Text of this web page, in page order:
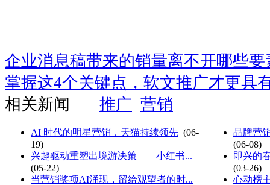
企业消息稿带来的销量离不开哪些
掌握这4个关键点，软文推广才更具
相关新闻
推广 营销
AI 时代的明星营销，天猫持续领先 (06-
19)
兴趣驱动重塑出境游决策——小红书...
(05-22)
当营销奖项AI涌现，留给观望者的时...
品牌营
(06-08)
即兴的
(03-26)
心动榜